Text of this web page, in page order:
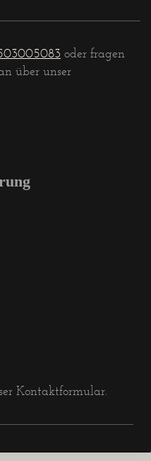
oder fragen
über unser
Kontaktformular.